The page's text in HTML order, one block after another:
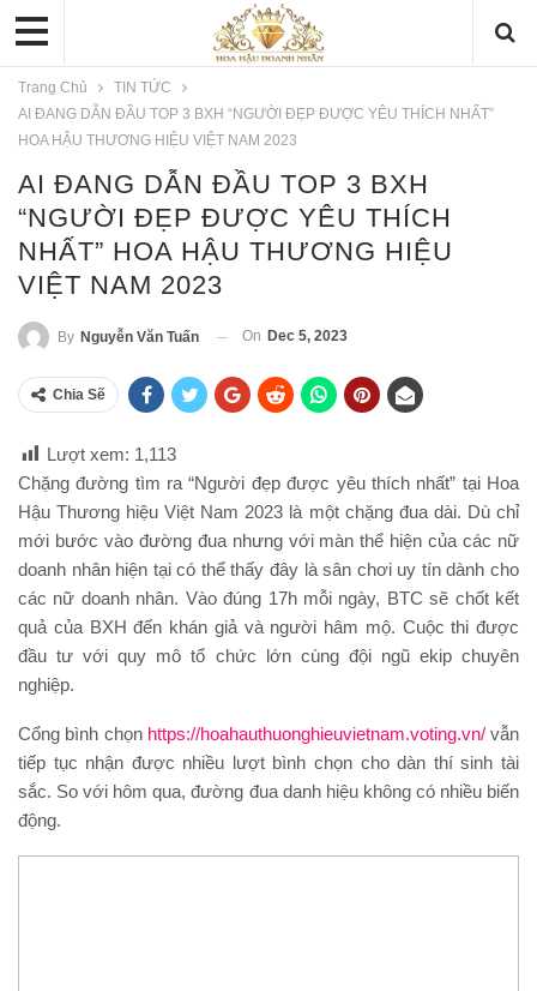
Trang Chủ
TIN TỨC
AI ĐANG DẪN ĐẦU TOP 3 BXH “NGƯỜI ĐẸP ĐƯỢC YÊU THÍCH NHẤT”
HOA HẬU THƯƠNG HIỆU VIỆT NAM 2023
AI ĐANG DẪN ĐẦU TOP 3 BXH
“NGƯỜI ĐẸP ĐƯỢC YÊU THÍCH
NHẤT” HOA HẬU THƯƠNG HIỆU
VIỆT NAM 2023
By Nguyễn Văn Tuấn On Dec 5, 2023
Chia Sẽ
Lượt xem: 1,113
Chặng đường tìm ra “Người đẹp được yêu thích nhất” tại Hoa
Hậu Thương hiệu Việt Nam 2023 là một chặng đua dài. Dù chỉ
mới bước vào đường đua nhưng với màn thể hiện của các nữ
doanh nhân hiện tại có thể thấy đây là sân chơi uy tín dành cho
các nữ doanh nhân. Vào đúng 17h mỗi ngày, BTC sẽ chốt kết
quả của BXH đến khán giả và người hâm mộ. Cuộc thi được
đầu tư với quy mô tổ chức lớn cùng đội ngũ ekip chuyên
nghiệp.
Cổng bình chọn https://hoahauthuonghieuvietnam.voting.vn/vẫn
tiếp tục nhận được nhiều lượt bình chọn cho dàn thí sinh tài
sắc. So với hôm qua, đường đua danh hiệu không có nhiều biến
động.